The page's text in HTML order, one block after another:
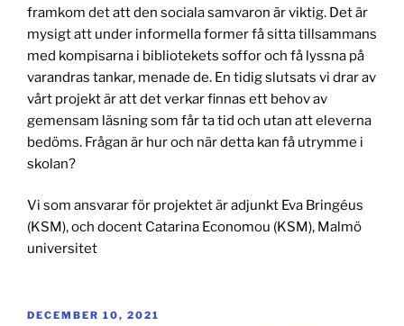
framkom det att den sociala samvaron är viktig. Det är
mysigt att under informella former få sitta tillsammans
med kompisarna i bibliotekets soffor och få lyssna på
varandras tankar, menade de. En tidig slutsats vi drar av
vårt projekt är att det verkar finnas ett behov av
gemensam läsning som får ta tid och utan att eleverna
bedöms. Frågan är hur och när detta kan få utrymme i
skolan?
Vi som ansvarar för projektet är adjunkt Eva Bringéus
(KSM), och docent Catarina Economou (KSM), Malmö
universitet
PUBLICERAT
DECEMBER 10, 2021